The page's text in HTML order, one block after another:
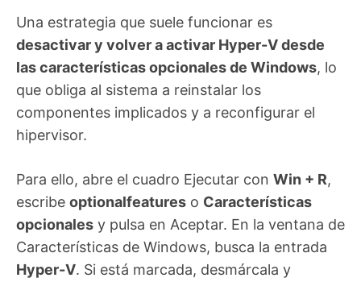
Una estrategia que suele funcionar es
desactivar y volver a activar Hyper-V desde
las características opcionales de Windows, lo
que obliga al sistema a reinstalar los
componentes implicados y a reconfigurar el
hipervisor.
Para ello, abre el cuadro Ejecutar con Win + R,
escribe optionalfeatures o Características
opcionales y pulsa en Aceptar. En la ventana de
Características de Windows, busca la entrada
Hyper-V. Si está marcada, desmárcala y